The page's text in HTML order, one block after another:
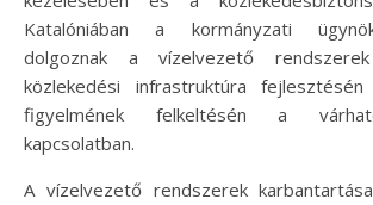
Katalóniában a kormányzati
dolgoznak a vízelvezető
közlekedési infrastruktúra
figyelmének felkeltésén a
kapcsolatban.
A vízelvezető rendszerek